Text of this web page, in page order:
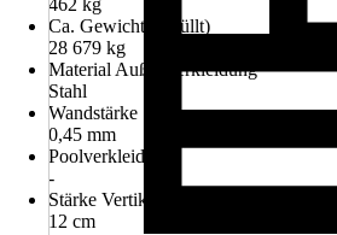
462 kg
Ca. Gewicht (befüllt)
28 679 kg
Material Außenverkleidung
Stahl
Wandstärke
0,45 mm
Poolverkleidung
-
Stärke Vertikalstreben
12 cm